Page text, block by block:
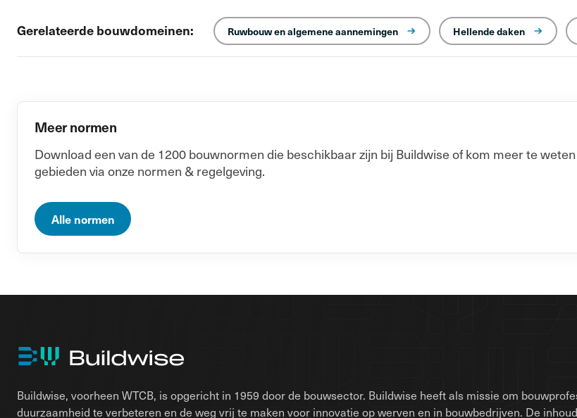
Gerelateerde bouwdomeinen: Ruwbouw en algemene aannemingen Hellende daken
Meer normen
Download een van de 1200 bouwnormen die beschikbaar zijn bij Buildwise of kom meer te
gebieden via onze normen & regelgeving.
Alle normen
Buildwise, voorheen WTCB, is opgericht in 1959 door de bouwsector. Buildwise heeft als missie om
duurzaamheid te verbeteren en de weg vrij te maken voor innovatie op werven en in bouwbedrijven. De